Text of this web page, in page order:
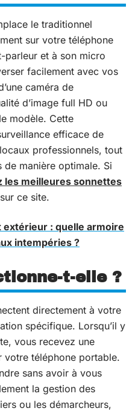
le traditionnel
sur votre téléphone
parleur et à son micro
facilement avec vos
caméra de
d’image full HD ou
modèle. Cette
efficace de
professionnels, tout
manière optimale. Si
les meilleures sonnettes
ce site.
extérieur : quelle armoire
intempéries ?
t-elle ?
directement à votre
spécifique. Lorsqu’il y
vous recevez une
votre téléphone portable.
sans avoir à vous
la gestion des
ou les démarcheurs,